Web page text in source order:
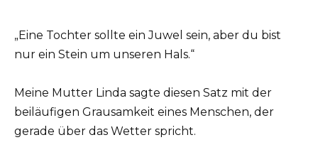
„Eine Tochter sollte ein Juwel sein, aber du bist
nur ein Stein um unseren Hals.“
Meine Mutter Linda sagte diesen Satz mit der
beiläufigen Grausamkeit eines Menschen, der
gerade über das Wetter spricht.